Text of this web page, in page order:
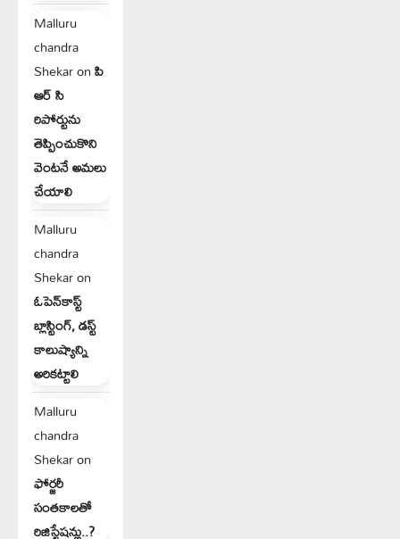
Malluru
chandra
Shekaronపి
ఆర్ సి
రిపోర్టును
తెప్పించుకొని
వెంటనే అమలు
చేయాలి
Malluru
chandra
Shekaron
ఓపెన్‌కాస్ట్
బ్లాస్టింగ్, డస్ట్
కాలుష్యాన్ని
అరికట్టాలి
Malluru
chandra
Shekaron
ఫోర్జరీ
సంతకాలతో
రిజిస్ట్రేషన్లు..?